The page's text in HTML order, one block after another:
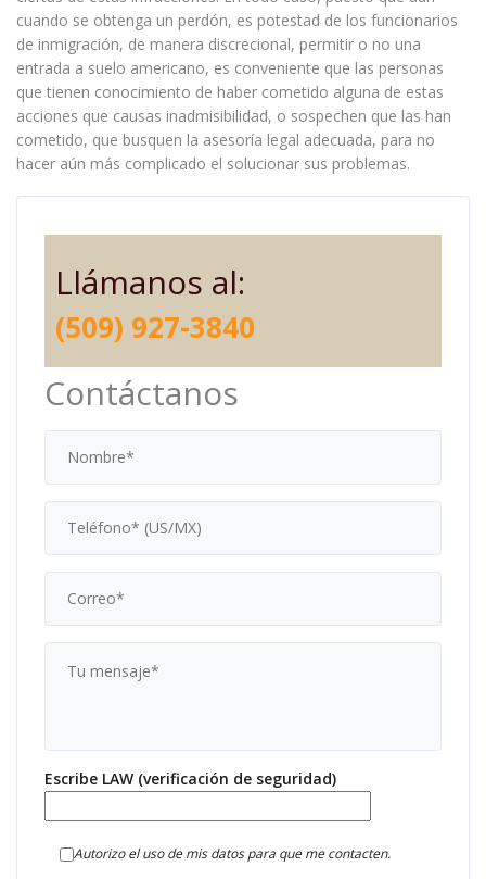
cuando se obtenga un perdón, es potestad de los funcionarios
de inmigración, de manera discrecional, permitir o no una
entrada a suelo americano, es conveniente que las personas
que tienen conocimiento de haber cometido alguna de estas
acciones que causas inadmisibilidad, o sospechen que las han
cometido, que busquen la asesoría legal adecuada, para no
hacer aún más complicado el solucionar sus problemas.
Llámanos al:
(509) 927-3840
Contáctanos
Escribe LAW (verificación de seguridad)
Autorizo el uso de mis datos para que me contacten.